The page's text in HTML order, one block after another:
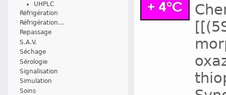
UHPLC
Réfrigération
Réfrigération...
Repassage
S.A.V.
Séchage
Sérologie
Signalisation
Simulation
Soins